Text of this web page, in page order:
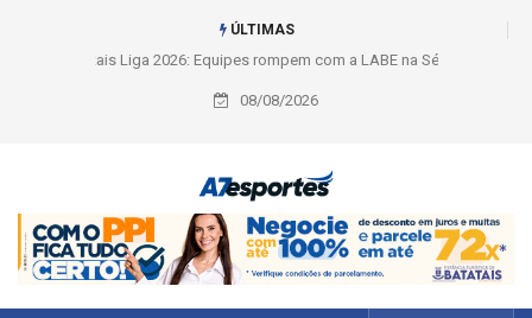
ÚLTIMAS
Liga 2026: Equipes rompem com a LABE na Série Ouro e entidade define
a 2° fase, times e formato
08/08/2026